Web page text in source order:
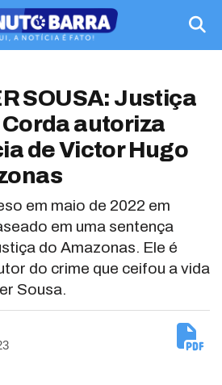
SOUSA: Justiça
autoriza
de Victor Hugo
em maio de 2022 em
em uma sentença
do Amazonas. Ele é
do crime que ceifou a vida
Sousa.